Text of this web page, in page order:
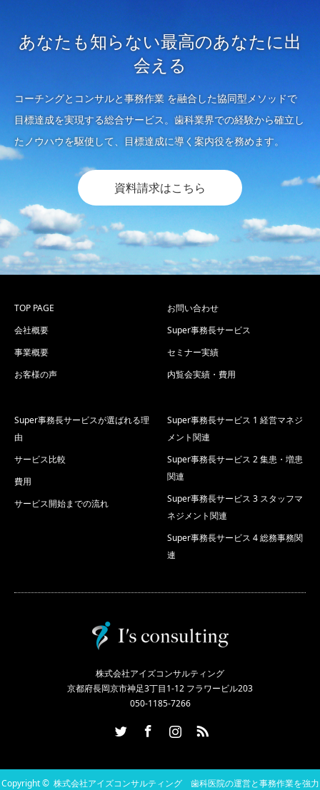
あなたも知らない最高のあなたに出
会える
コーチングとコンサルと事務作業 を融合した協同型メソッドで
目標達成を実現する総合サービス。歯科業界での経験から確立し
たノウハウを駆使して、目標達成に導く案内役を務めます。
資料請求はこちら
TOP PAGE
会社概要
事業概要
お客様の声
お問い合わせ
Super事務長サービス
セミナー実績
内覧会実績・費用
Super事務長サービスが選ばれる理
由
サービス比較
費用
サービス開始までの流れ
Super事務長サービス 1 経営マネジ
メント関連
Super事務長サービス 2 集患・増患
関連
Super事務長サービス 3 スタッフマ
ネジメント関連
Super事務長サービス 4 総務事務関
連
株式会社アイズコンサルティング
京都府長岡京市神足3丁目1-12 フラワービル203
050-1185-7266
InstagramRSS
Copyright © 株式会社アイズコンサルティング 歯科医院の運営と事務作業を強力